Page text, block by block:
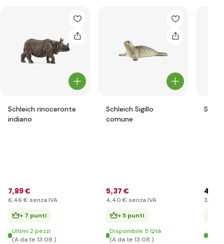
Schleich rinoceronte
indiano
7,89 €
6,46 € senza IVA
+ 7 punti
Ultimi 2 pezzi
(A da te 13.08.)
Schleich Sigillo
comune
5,37 €
4,40 € senza IVA
+ 5 punti
Disponibile 5 Qtà
(A da te 13.08.)
4
3,98 €